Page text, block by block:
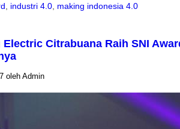
industri 4.0 making indonesia 4.0
Electric Citrabuana Raih SNI
oleh Admin